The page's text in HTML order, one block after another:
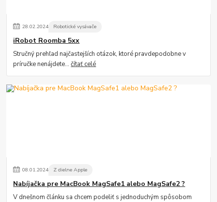
28.02.2024 Robotické vysávače
iRobot Roomba 5xx
Stručný prehľad najčastejších otázok, ktoré pravdepodobne v
príručke nenájdete...čítať celé
08.01.2024 Z dielne Apple
Nabíjačka pre MacBook MagSafe1 alebo MagSafe2 ?
V dnešnom článku sa chcem podeliť s jednoduchým spôsobom